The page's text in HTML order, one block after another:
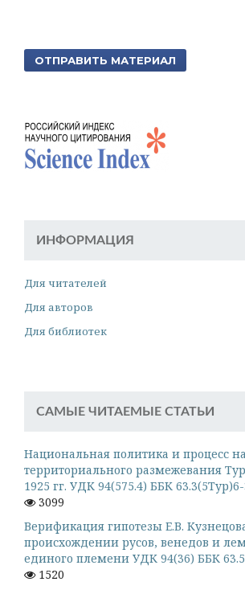
ОТПРАВИТЬ МАТЕРИАЛ
ИНФОРМАЦИЯ
Для читателей
Для авторов
Для библиотек
САМЫЕ ЧИТАЕМЫЕ СТАТЬИ
Национальная политика и процесс
территориального размежевания
1925 гг. УДК 94(575.4) ББК
3099
Верификация гипотезы Е.В.
происхождении русов, венедов и
единого племени УДК 94(36) ББК 63.5
1520